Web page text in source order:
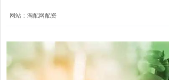
网站：淘配网配资